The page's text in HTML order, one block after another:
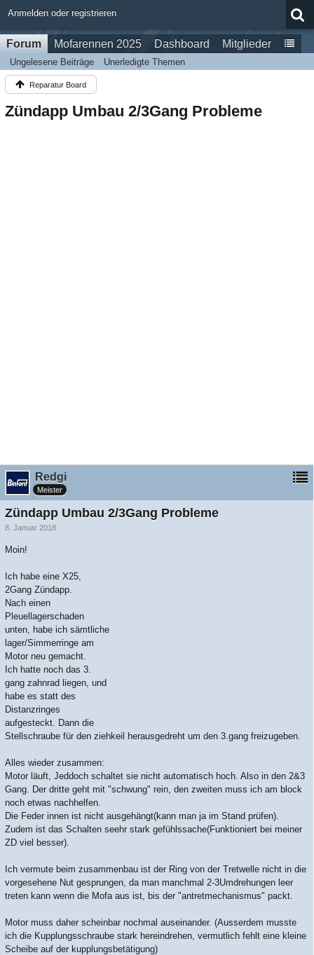
Anmelden oder registrieren
Forum Mofarennen 2025 Dashboard Mitglieder
Ungelesene Beiträge Unerledigte Themen
Reparatur Board
Zündapp Umbau 2/3Gang Probleme
Redgi
Meister
Zündapp Umbau 2/3Gang Probleme
8. Januar 2018
Moin!
Ich habe eine X25,
2Gang Zündapp.
Nach einen
Pleuellagerschaden
unten, habe ich sämtliche
lager/Simmerringe am
Motor neu gemacht.
Ich hatte noch das 3.
gang zahnrad liegen, und
habe es statt des
Distanzringes
aufgesteckt. Dann die
Stellschraube für den ziehkeil herausgedreht um den 3.gang freizugeben.
Alles wieder zusammen:
Motor läuft, Jeddoch schaltet sie nicht automatisch hoch. Also in den 2&3
Gang. Der dritte geht mit "schwung" rein, den zweiten muss ich am block
noch etwas nachhelfen.
Die Feder innen ist nicht ausgehängt(kann man ja im Stand prüfen).
Zudem ist das Schalten seehr stark gefühlssache(Funktioniert bei meiner
ZD viel besser).
Ich vermute beim zusammenbau ist der Ring von der Tretwelle nicht in die
vorgesehene Nut gesprungen, da man manchmal 2-3Umdrehungen leer
treten kann wenn die Mofa aus ist, bis der "antretmechanismus" packt.
Motor muss daher scheinbar nochmal auseinander. (Ausserdem musste
ich die Kupplungsschraube stark hereindrehen, vermutlich fehlt eine kleine
Scheibe auf der kupplungsbetätigung)